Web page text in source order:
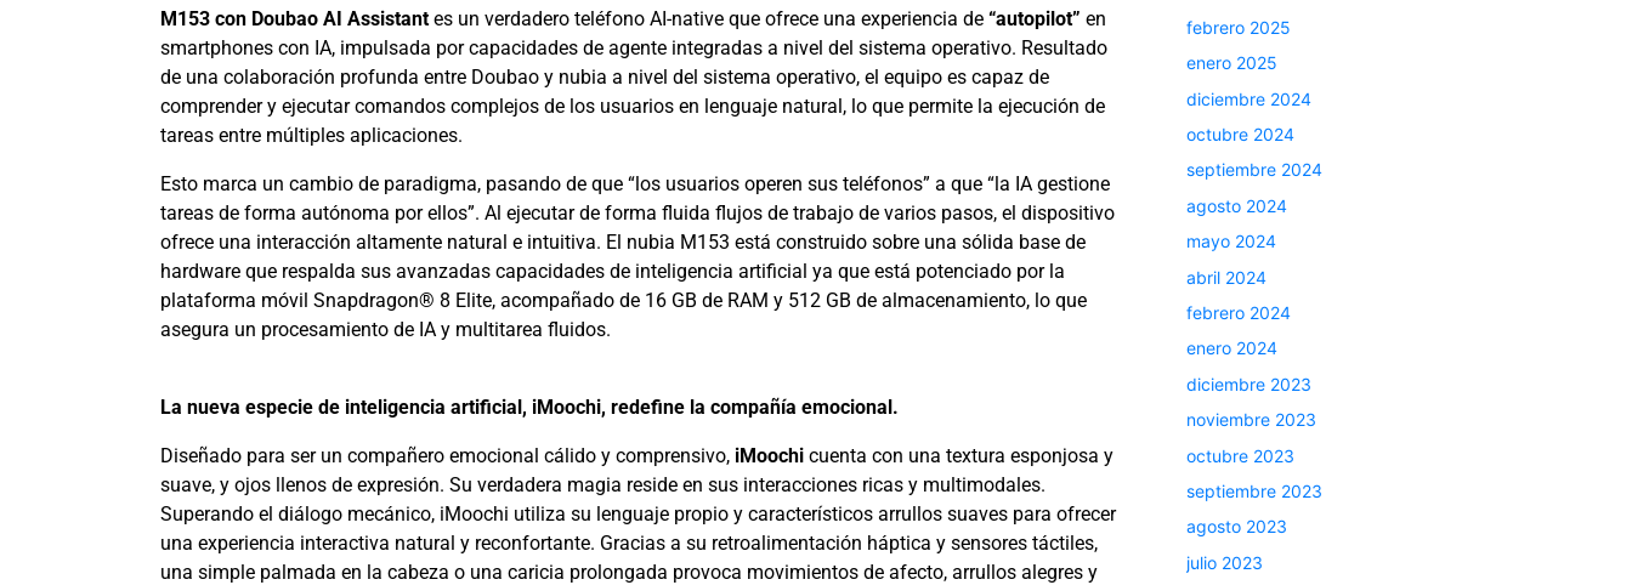
M153 con Doubao AI Assistant es un verdadero teléfono AI-native que ofrece una experiencia de “autopilot” en
smartphones con IA, impulsada por capacidades de agente integradas a nivel del sistema operativo. Resultado
de una colaboración profunda entre Doubao y nubia a nivel del sistema operativo, el equipo es capaz de
comprender y ejecutar comandos complejos de los usuarios en lenguaje natural, lo que permite la ejecución de
tareas entre múltiples aplicaciones.
Esto marca un cambio de paradigma, pasando de que “los usuarios operen sus teléfonos” a que “la IA gestione
tareas de forma autónoma por ellos”. Al ejecutar de forma fluida flujos de trabajo de varios pasos, el dispositivo
ofrece una interacción altamente natural e intuitiva. El nubia M153 está construido sobre una sólida base de
hardware que respalda sus avanzadas capacidades de inteligencia artificial ya que está potenciado por la
plataforma móvil Snapdragon® 8 Elite, acompañado de 16 GB de RAM y 512 GB de almacenamiento, lo que
asegura un procesamiento de IA y multitarea fluidos.
La nueva especie de inteligencia artificial, iMoochi, redefine la compañía emocional.
Diseñado para ser un compañero emocional cálido y comprensivo, iMoochi cuenta con una textura esponjosa y
suave, y ojos llenos de expresión. Su verdadera magia reside en sus interacciones ricas y multimodales.
Superando el diálogo mecánico, iMoochi utiliza su lenguaje propio y característicos arrullos suaves para ofrecer
una experiencia interactiva natural y reconfortante. Gracias a su retroalimentación háptica y sensores táctiles,
una simple palmada en la cabeza o una caricia prolongada provoca movimientos de afecto, arrullos alegres y
febrero 2025
enero 2025
diciembre 2024
octubre 2024
septiembre 2024
agosto 2024
mayo 2024
abril 2024
febrero 2024
enero 2024
diciembre 2023
noviembre 2023
octubre 2023
septiembre 2023
agosto 2023
julio 2023